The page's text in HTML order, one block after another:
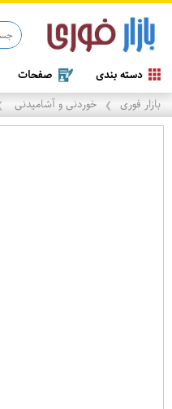
دسته بندی صفحات
بازار فوری ❯ خوردنی و آشامیدنی